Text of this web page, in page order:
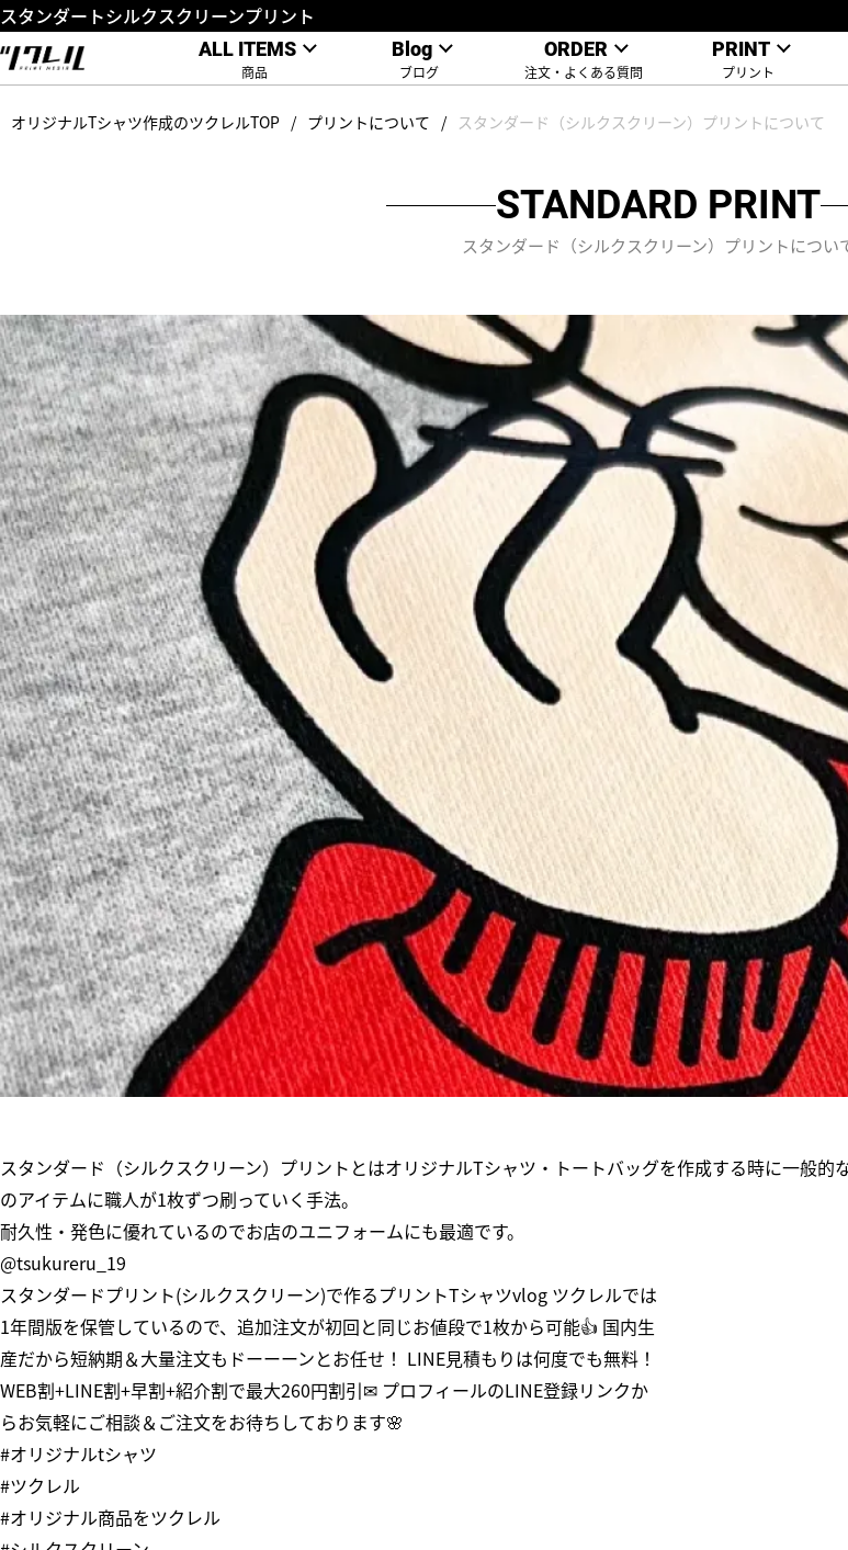
スタンダートシルクスクリーンプリント
ALL ITEMS
商品
Blog
ブログ
ORDER
注文・よくある質問
PRINT
プリント
オリジナルTシャツ作成のツクレルTOP プリントについて スタンダード（シルクスクリーン）プリントについて
STANDARD PRINT
スタンダード（シルクスクリーン）プリントについ
スタンダード（シルクスクリーン）プリントとはオリジナルTシャツ・トートバッグを作成する時に一般
のアイテムに職人が1枚ずつ刷っていく手法。
耐久性・発色に優れているのでお店のユニフォームにも最適です。
@tsukureru_19
スタンダードプリント(シルクスクリーン)で作るプリントTシャツvlog ツクレルでは
1年間版を保管しているので、追加注文が初回と同じお値段で1枚から可能👍 国内生
産だから短納期＆大量注文もドーーーンとお任せ！ LINE見積もりは何度でも無料！
WEB割+LINE割+早割+紹介割で最大260円割引✉ プロフィールのLINE登録リンクか
らお気軽にご相談＆ご注文をお待ちしております🌸
#オリジナルtシャツ
#ツクレル
#オリジナル商品をツクレル